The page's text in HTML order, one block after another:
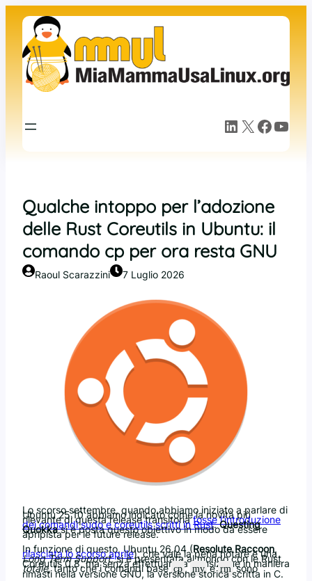
contenuto
LinkedIn X Facebook YouTube
Qualche intoppo per l’adozione
delle Rust Coreutils in Ubuntu: il
comando cp per ora resta GNU
Raoul Scarazzini 7 Luglio 2026
Lo scorso settembre, quando abbiamo iniziato a parlare di
Ubuntu 25.10 abbiamo indicato come la novità più
rilevante di questa release transitoriafosse l’introduzione
dei comandi sudo e coreutils scritti in Rust.Questing
Quokkasi è posta questo obiettivo in modo da essere
apripista per le future release.
In funzione di questo, Ubuntu 26.04 (Resolute Raccoon,
rilasciata lo scorso aprile), che vale la pena notare è una
Long Term Support, si è presentata al mondo con le Rust
Coreutils 0.8, ma senza effettuare la transizione in maniera
totale, tanto che i comandi base cp, mv erm sono
rimasti nella versione GNU, la versione storica scritta in C.